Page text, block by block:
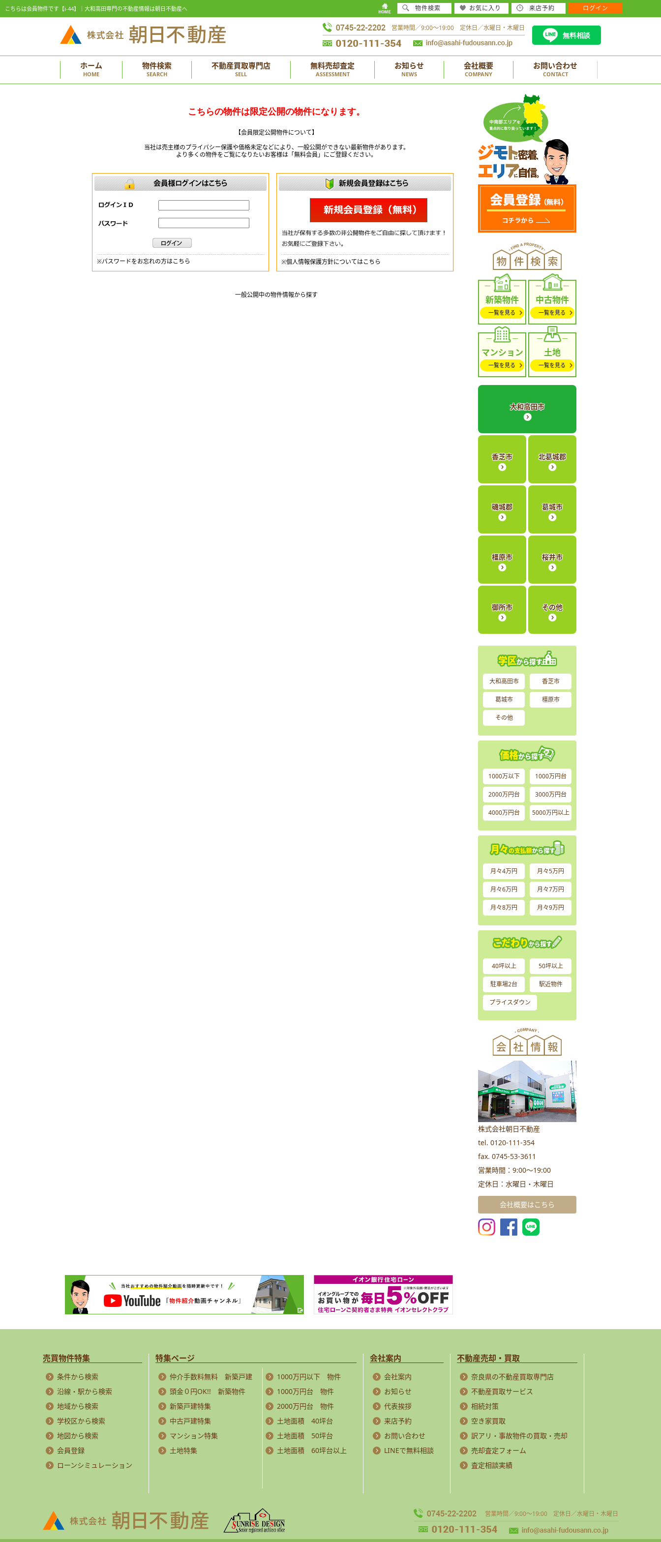
こちらは会員物件です【i-44】｜大和高田専門の不動産情報は朝日不動産へ
営業時間／9:00～19:00 定休日／水曜日・木曜日
無料相談
ホーム
HOME
物件検索
SEARCH
不動産買取専門店
SELL
無料売却査定
ASSESSMENT
お知らせ
NEWS
会社概要
COMPANY
お問い合わせ
CONTACT
こちらの物件は限定公開の物件になります。
【会員限定公開物件について】
当社は売主様のプライバシー保護や価格未定などにより、一般公開ができない最新物件があります。
より多くの物件をご覧になりたいお客様は「無料会員」にご登録ください。
※パスワードをお忘れの方はこちら ※個人情報保護方針についてはこちら
一般公開中の物件情報から探す 新築物件
一覧を見る
中古物件
一覧を見る
マンション
一覧を見る
土地
一覧を見る
大和高田市
香芝市 北葛城郡
磯城郡 葛城市
橿原市 桜井市
御所市 その他
大和高田市 香芝市
葛城市 橿原市
その他
1000万以下 1000万円台
2000万円台 3000万円台
4000万円台 5000万円以上
月々4万円 月々5万円
月々6万円 月々7万円
月々8万円 月々9万円
40坪以上 50坪以上
駐車場2台 駅近物件
プライスダウン
株式会社朝日不動産
tel. 0120-111-354
fax. 0745-53-3611
営業時間：9:00～19:00
定休日：水曜日・木曜日
会社概要はこちら
売買物件特集
条件から検索
沿線・駅から検索
地域から検索
学校区から検索
地図から検索
会員登録
ローンシミュレーション
特集ページ
仲介手数料無料 新築戸建
頭金０円OK!! 新築物件
新築戸建特集
中古戸建特集
マンション特集
土地特集
1000万円以下 物件
1000万円台 物件
2000万円台 物件
土地面積 40坪台
土地面積 50坪台
土地面積 60坪台以上
会社案内
会社案内
お知らせ
代表挨拶
来店予約
お問い合わせ
LINEで無料相談
不動産売却・買取
奈良県の不動産買取専門店
不動産買取サービス
相続対策
空き家買取
訳アリ・事故物件の買取・売却
売却査定フォーム
査定相談実績
営業時間／9:00～19:00 定休日／水曜日・木曜日
物件検索 お気に入り 来店予約 ログイン